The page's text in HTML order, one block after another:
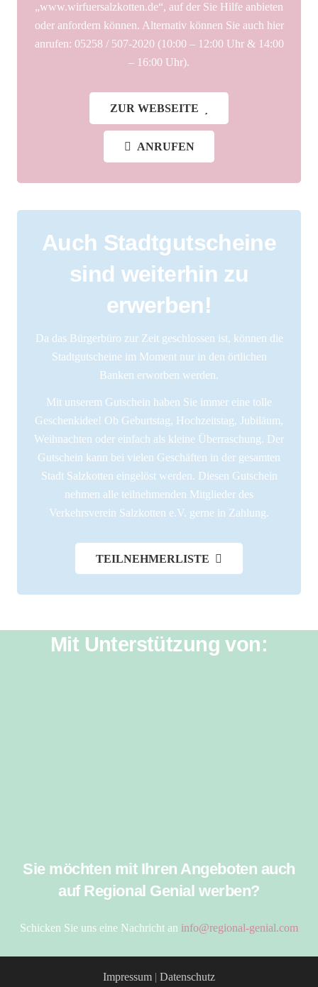
„www.wirfuersalzkotten.de“, auf der Sie Hilfe anbieten
oder anfordern können. Alternativ können Sie auch hier
anrufen: 05258 / 507-2020 (10:00 – 12:00 Uhr & 14:00
– 16:00 Uhr).
ZUR WEBSEITE
ANRUFEN
Auch Stadtgutscheine
sind weiterhin zu
erwerben!
Da das Bürgerbüro zur Zeit geschlossen ist, können die
Stadtgutscheine im Moment nur in den örtlichen
Banken erworben werden.
Mit unserem Gutschein haben Sie immer eine tolle
Geschenkidee! Ob Geburtstag, Hochzeitstag, Jubiläum,
Weihnachten oder einfach als kleine Überraschung. Der
Gutschein kann bei vielen Geschäften in der gesamten
Stadt Salzkotten eingelöst werden. Diesen Gutschein
nehmen alle teilnehmenden Mitglieder des
Verkehrsverein Salzkotten e.V. gerne in Zahlung.
TEILNEHMERLISTE
Mit Unterstützung von:
Sie möchten mit Ihren Angeboten auch
auf Regional Genial werben?
Schicken Sie uns eine Nachricht an info@regional-genial.com
Impressum | Datenschutz